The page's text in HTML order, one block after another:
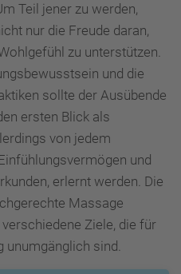
Teil jener zu werden,
nur die Freude daran,
zu unterstützen.
und die
sollte der Ausübende
ersten Blick als
von jedem
und
erlernt werden. Die
Massage
Ziele, die für
unumgänglich sind.